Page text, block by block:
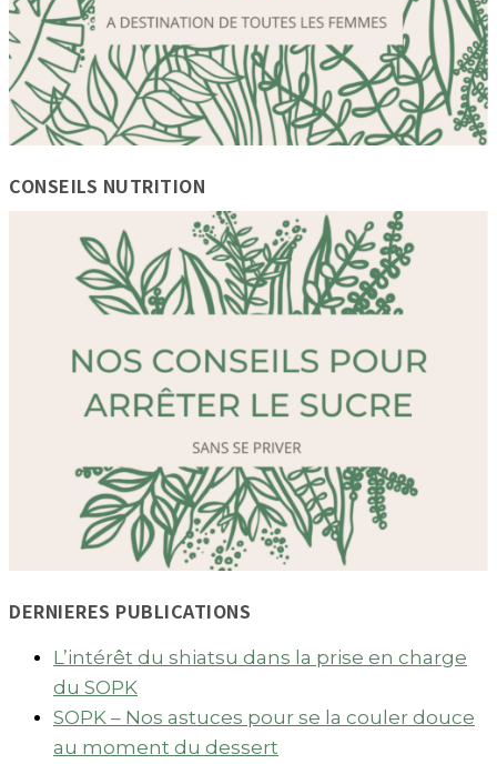
CONSEILS NUTRITION
DERNIERES PUBLICATIONS
L’intérêt du shiatsu dans la prise en charge
du SOPK
SOPK – Nos astuces pour se la couler douce
au moment du dessert